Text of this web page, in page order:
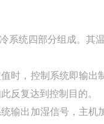
系统四部分组成。其
时，控制系统即输
反复达到控制目的。
输出加湿信号，主